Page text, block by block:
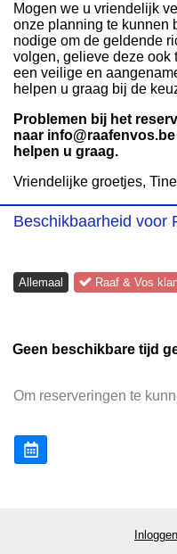
Mogen we u vriendelijk
onze planning te kunnen
nodige om de geldende
volgen, gelieve deze ook
een veilige en
helpen u graag bij de
Problemen bij het
naar
helpen u graag.
Vriendelijke groetjes,
Beschikbaarheid voor
Allemaal Raaf & Vos
Geen beschikbare tijd
Om reserveringen te
Inloggen